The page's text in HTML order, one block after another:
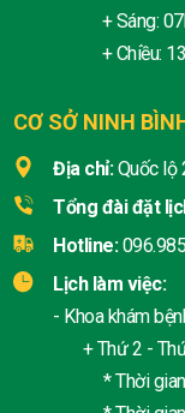
+ Sáng:
+ Chiều:
CƠ SỞ NINH
Địa chỉ: Quốc lộ
Tổng đài đặt
Hotline:
Lịch làm việc:
- Khoa khám
+ Thứ 2 -
* Thời gian